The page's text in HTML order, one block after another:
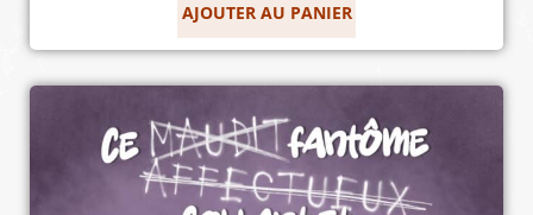
AJOUTER AU PANIER